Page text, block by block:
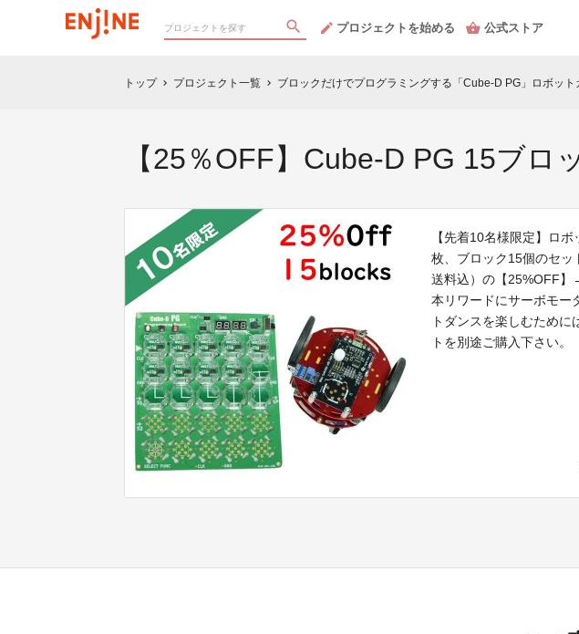
プロジェクトを始める 公式ストア
トップ chevron_right プロジェクト一覧 chevron_right ブロックだけでプログラミングする「Cube-D PG」ロボット
【25％OFF】Cube-D PG 15ブロ
【先着10名様限定】ロ
枚、ブロック15個のセッ
送料込）の【25%OFF
本リワードにサーボモー
トダンスを楽しむため
トを別途ご購入下さい。